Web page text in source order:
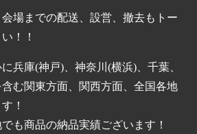
場までの配送、設営、撤去もトー
！！
兵庫(神戸)、神奈川(横浜)、千葉、
む関東方面、関西方面、全国各地
！
も商品の納品実績ございます！